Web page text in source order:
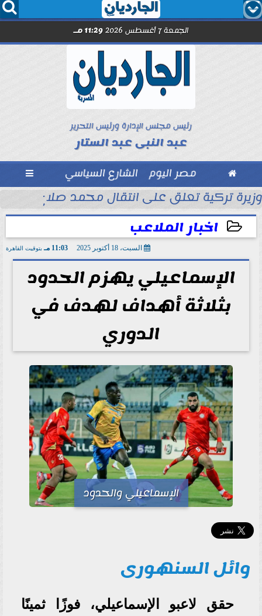
  
الجمعة 7 أغسطس 2026 11:29 مـ
رئيس مجلس الإدارة ورئيس التحرير
عبد النبى عبد الستار
 مصر اليوم الشارع السياسي 
الرئيس التشادي
وزيرة تركية تعلق على انتقال محمد صلاح إلى
اخبار الملاعب
السبت، 18 أكتوبر 2025 11:03 مـ بتوقيت القاهرة
الإسماعيلي يهزم الحدود
بثلاثة أهداف لهدف في
الدوري
الإسماعيلي والحدود
وائل السنهورى
حقق لاعبو الإسماعيلي، فوزًا ثمينًا